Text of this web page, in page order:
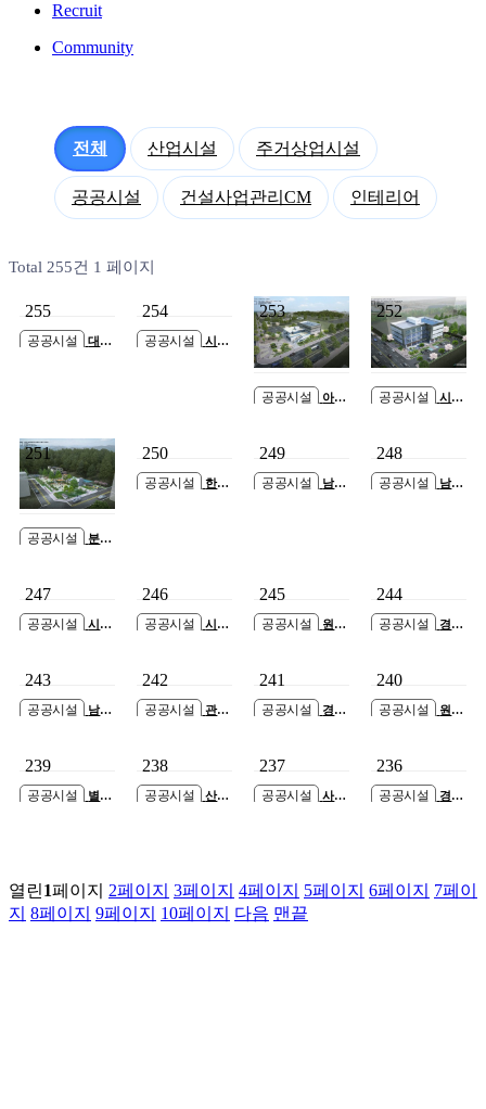
Recruit
Community
전체 산업시설 주거상업시설
공공시설 건설사업관리CM 인테리어
Total 255건 1 페이지
255
공공시설
대구
254
공공시설
시흥
253
공공시설
252
공공시설
시흥
251
공공시설
분당
주차장 건립공사
250
공공시설
한국
249
공공시설
248
공공시설
247
공공시설
시흥
246
공공시설
시흥
245
공공시설
축공사
244
공공시설
사 설계용역
243
공공시설
역
242
공공시설
관세
241
공공시설
사
240
공공시설
239
공공시설
238
공공시설
산곡
237
공공시설
사택
236
공공시설
열린1페이지 2페이지 3페이지 4페이지 5페이지 6페이지 7페이
지 8페이지 9페이지 10페이지 다음 맨끝